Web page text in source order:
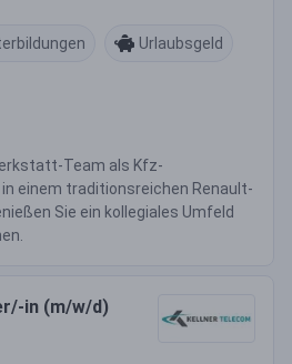
Urlaubsgeld
Team als Kfz-
einem traditionsreichen Renault-
Sie ein kollegiales Umfeld
in (m/w/d)